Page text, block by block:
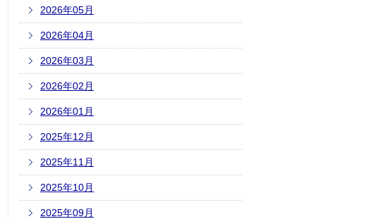
2026年05月
2026年04月
2026年03月
2026年02月
2026年01月
2025年12月
2025年11月
2025年10月
2025年09月